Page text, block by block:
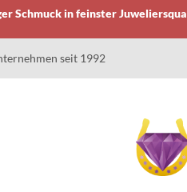
Schmuck in feinster
seit 1992